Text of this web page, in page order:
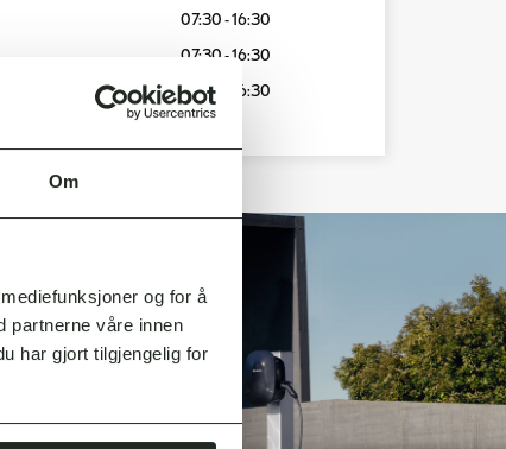
Om
og for å
partnerne våre innen
har gjort tilgjengelig for
07:30 - 16:30
07:30 - 16:30
07:30 - 16:30